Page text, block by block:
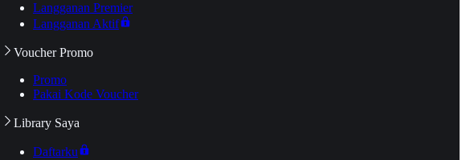
Langganan Premier
Langganan Aktif
Voucher Promo
Promo
Pakai Kode Voucher
Library Saya
Daftarku